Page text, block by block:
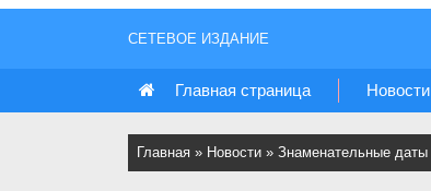
СЕТЕВОЕ ИЗДАНИЕ
Главная страница Новости
Главная » Новости » Знаменательные даты